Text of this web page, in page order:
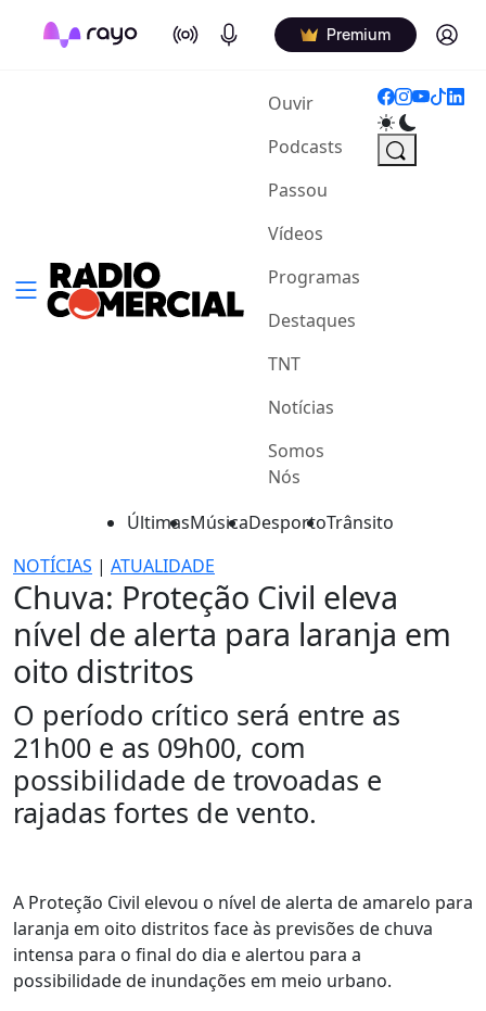
On Air Podcasts Premium Log in
Ouvir(current)
Podcasts
Passou
Vídeos
Programas
Destaques
TNT
Notícias
Somos
Nós
ÚltimasMúsicaDesportoTrânsito
NOTÍCIAS | ATUALIDADE
Chuva: Proteção Civil eleva
nível de alerta para laranja em
oito distritos
O período crítico será entre as
21h00 e as 09h00, com
possibilidade de trovoadas e
rajadas fortes de vento.
A Proteção Civil elevou o nível de alerta de amarelo para
laranja em oito distritos face às previsões de chuva
intensa para o final do dia e alertou para a
possibilidade de inundações em meio urbano.